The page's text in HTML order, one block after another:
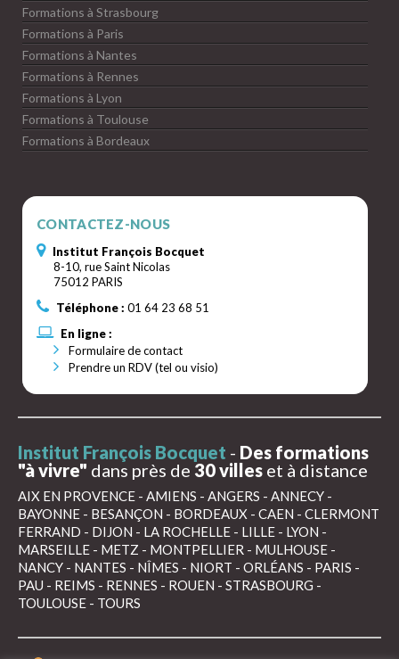
Formations à Strasbourg
Formations à Paris
Formations à Nantes
Formations à Rennes
Formations à Lyon
Formations à Toulouse
Formations à Bordeaux
CONTACTEZ-NOUS
Institut François Bocquet
8-10, rue Saint Nicolas
75012 PARIS
Téléphone : 01 64 23 68 51
En ligne :
Formulaire de contact
Prendre un RDV (tel ou visio)
Institut François Bocquet - Des formations
"à vivre" dans près de 30 villes et à distance
AIX EN PROVENCE - AMIENS - ANGERS - ANNECY -
BAYONNE - BESANÇON - BORDEAUX - CAEN - CLERMONT
FERRAND - DIJON - LA ROCHELLE - LILLE - LYON -
MARSEILLE - METZ - MONTPELLIER - MULHOUSE -
NANCY - NANTES - NÎMES - NIORT - ORLÉANS - PARIS -
PAU - REIMS - RENNES - ROUEN - STRASBOURG -
TOULOUSE - TOURS